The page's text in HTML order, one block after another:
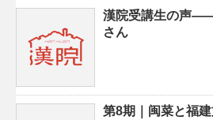
漢院受講生の声
さん
第8期｜闽菜と福